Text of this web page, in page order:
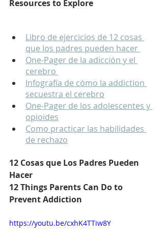
Resources to Explore
Libro de ejercicios de 12 cosas
que los padres pueden hacer
One-Pager de la adicción y el
cerebro
Infografía de cómo la addiction
secuestra el cerebro
One-Pager de los adolescentes y
opioides
Como practicar las habilidades
de rechazo
12 Cosas que Los Padres Pueden
Hacer
12 Things Parents Can Do to
Prevent Addiction
https://youtu.be/cxhK4TTiw8Y